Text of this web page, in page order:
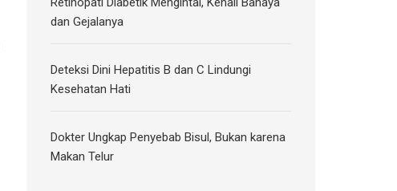
dan Gejalanya
Deteksi Dini Hepatitis B dan C Lindungi
Kesehatan Hati
Dokter Ungkap Penyebab Bisul, Bukan karena
Makan Telur